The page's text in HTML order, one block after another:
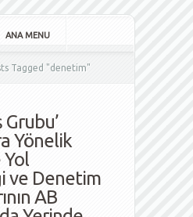
ANA MENU
Tagged "denetim"
Grubu’
Yönelik
ve Denetim
AB